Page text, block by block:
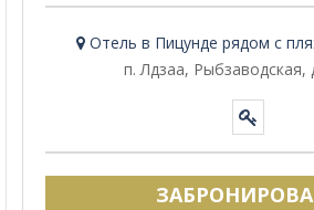
Отель в Пицунде рядом с
п. Лдзаа, Рыбзаводская,